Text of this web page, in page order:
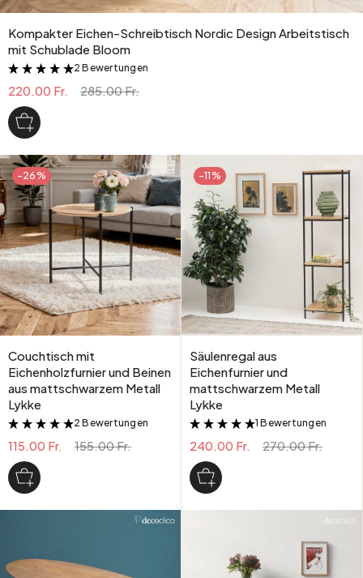
Kompakter Eichen-Schreibtisch Nordic Design Arbeitstisch
mit Schublade Bloom
&
2 Bewertungen
220.00 Fr. 285.00 Fr.
-26%
Couchtisch mit
Eichenholzfurnier und Beinen
aus mattschwarzem Metall
Lykke
&
2 Bewertungen
115.00 Fr. 155.00 Fr.
-11%
Säulenregal aus
Eichenfurnier und
mattschwarzem Metall
Lykke
&
1 Bewertungen
240.00 Fr. 270.00 Fr.